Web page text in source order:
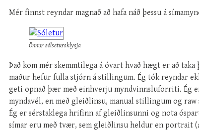
Mér finnst reyndar magnað að hafa náð þessu á
Önnur sólsetursklysja
Það kom mér skemmtilega á óvart hvað hægt er að
maður hefur fulla stjórn á stillingum. Ég tók reyndar
geti opnað þær með einhverju myndvinnsluforriti. Ég
myndavél, en með gleiðlinsu, manual stillingum og
Ég er sérstaklega hrifinn af gleiðlinsunni og nota
símar eru með tvær, sem gleiðlinsu heldur en portrait